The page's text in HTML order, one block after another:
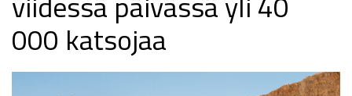
000 katsojaa